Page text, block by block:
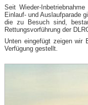
Seit Wieder-
Einlauf- und Auslaufparade
die zu Besuch sind,
Rettungsvorführung der
Unten eingefügt zeigen wir
Verfügung gestellt.